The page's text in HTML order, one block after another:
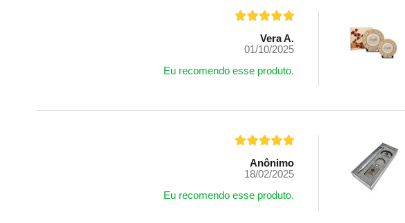
Vera A.
01/10/2025
Eu recomendo esse produto.
Anônimo
18/02/2025
Eu recomendo esse produto.